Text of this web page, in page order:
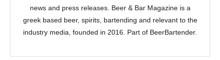
news and press releases. Beer & Bar Magazine is a
greek based beer, spirits, bartending and relevant to the
industry media, founded in 2016. Part of BeerBartender.